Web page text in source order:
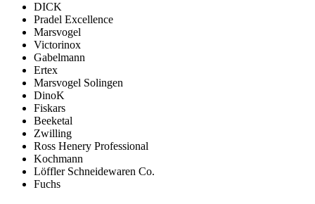
DICK
Pradel Excellence
Marsvogel
Victorinox
Gabelmann
Ertex
Marsvogel Solingen
DinoK
Fiskars
Beeketal
Zwilling
Ross Henery Professional
Kochmann
Löffler Schneidewaren Co.
Fuchs